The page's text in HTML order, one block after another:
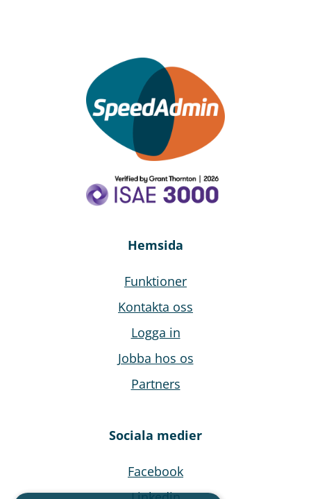
Hemsida
Funktioner
Kontakta oss
Logga in
Jobba hos os
Partners
Sociala medier
Facebook